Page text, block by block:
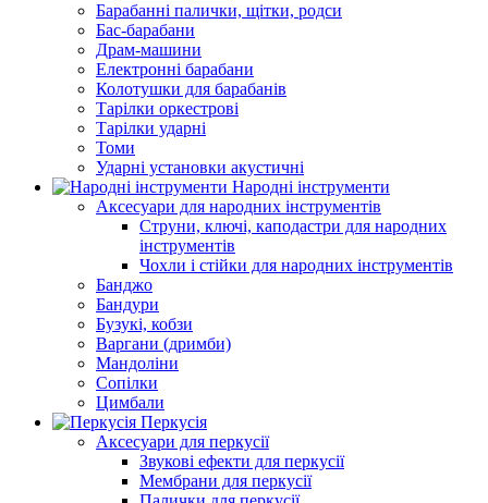
Барабанні палички, щітки, родси
Бас-барабани
Драм-машини
Електронні барабани
Колотушки для барабанів
Тарілки оркестрові
Тарілки ударні
Томи
Ударні установки акустичні
Народні інструменти
Аксесуари для народних інструментів
Струни, ключі, каподастри для народних
інструментів
Чохли і стійки для народних інструментів
Банджо
Бандури
Бузукі, кобзи
Варгани (дримби)
Мандоліни
Сопілки
Цимбали
Перкусія
Аксесуари для перкусії
Звукові ефекти для перкусії
Мембрани для перкусії